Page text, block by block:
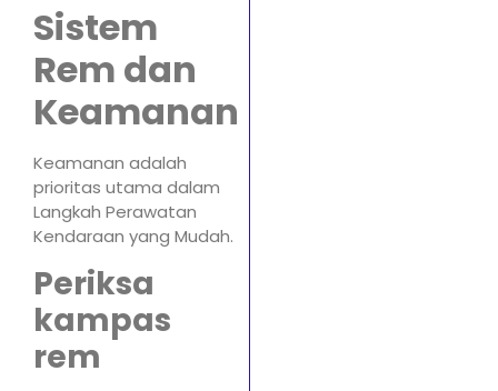
Sistem
Rem dan
Keamanan
Keamanan adalah
prioritas utama dalam
Langkah Perawatan
Kendaraan yang Mudah.
Periksa
kampas
rem